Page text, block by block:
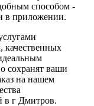
способом -
в приложении.
качественных
сохранят ваши
на нашем
в г Дмитров.